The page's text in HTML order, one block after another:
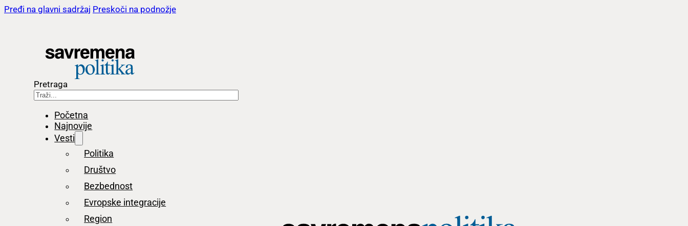
Pređi na glavni sadržaj Preskoči na podnožje
Pretraga
Početna
Najnovije
Vesti
Politika
Društvo
Bezbednost
Evropske integracije
Region